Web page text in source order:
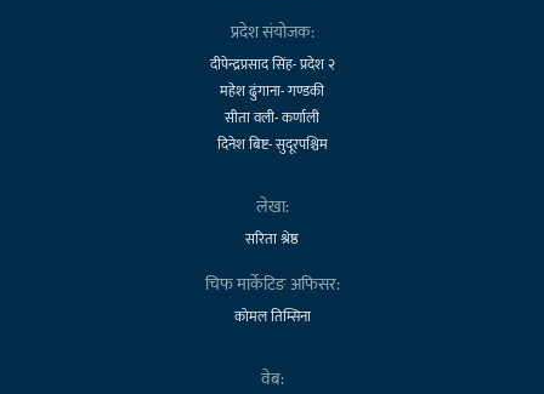
प्रदेश संयोजक:
दीपेन्द्रप्रसाद सिंह- प्रदेश २
महेश ढुंगाना- गण्डकी
सीता वली- कर्णाली
दिनेश बिष्ट- सुदूरपश्चिम
लेखा:
सरिता श्रेष्ठ
चिफ मार्केटिङ अफिसर:
कोमल तिम्सिना
वेब: